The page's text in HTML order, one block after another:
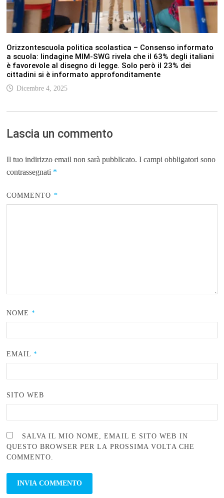
Orizzontescuola politica scolastica – Consenso informato
a scuola: lindagine MIM-SWG rivela che il 63% degli italiani
è favorevole al disegno di legge. Solo però il 23% dei
cittadini si è informato approfonditamente
Dicembre 4, 2025
Lascia un commento
Il tuo indirizzo email non sarà pubblicato. I campi obbligatori sono
contrassegnati *
COMMENTO *
NOME*
EMAIL*
SITO WEB
SALVA IL MIO NOME, EMAIL E SITO WEB IN
QUESTO BROWSER PER LA PROSSIMA VOLTA CHE
COMMENTO.